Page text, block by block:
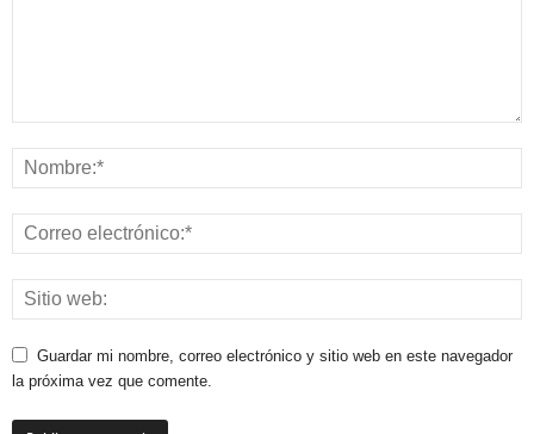
Guardar mi nombre, correo electrónico y sitio web en este navegador
la próxima vez que comente.